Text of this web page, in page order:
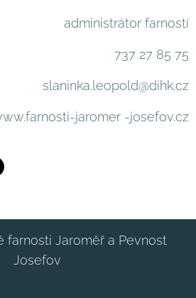
administrátor farností
737 27 85 75
slaninka.leopold@dihk.cz
jaromer -josefov.cz
farnosti Jaroměř a Pevnost
Josefov